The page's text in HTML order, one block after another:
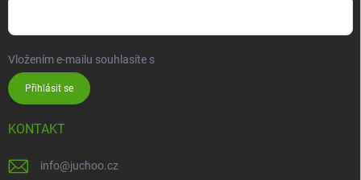
Vložením e-mailu souhlasíte s
Přihlásit se
KONTAKT
info@juchoo.cz